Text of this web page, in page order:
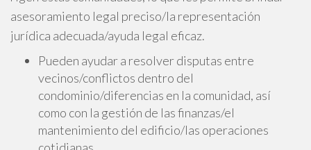
asesoramiento legal preciso/la representación
jurídica adecuada/ayuda legal eficaz.
Pueden ayudar a resolver disputas entre
vecinos/conflictos dentro del
condominio/diferencias en la comunidad, así
como con la gestión de las finanzas/el
mantenimiento del edificio/las operaciones